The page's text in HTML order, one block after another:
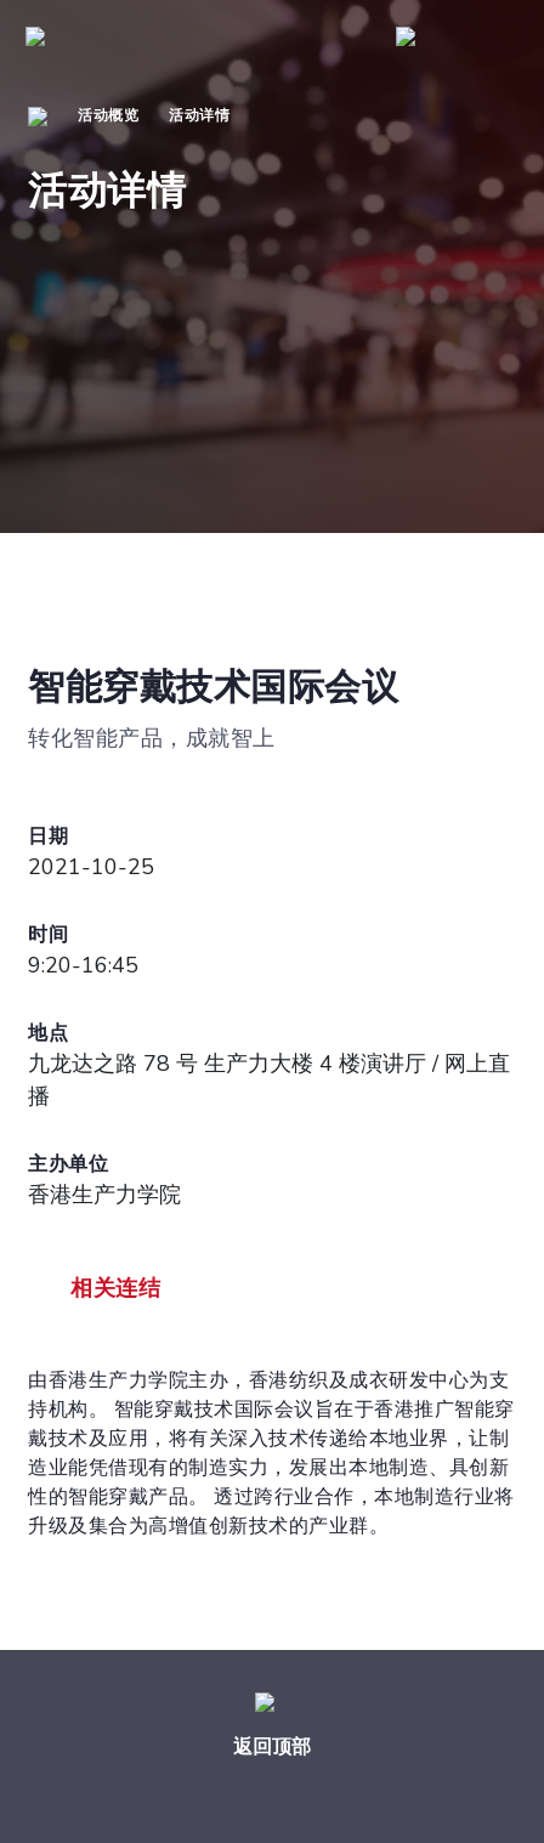
活动概览 活动详情
活动详情
智能穿戴技术国际会议
转化智能产品，成就智上
日期
2021-10-25
时间
9:20-16:45
地点
九龙达之路 78 号 生产力大楼 4 楼演讲厅 / 网上直
播
主办单位
香港生产力学院
相关连结
由香港生产力学院主办，香港纺织及成衣研发中心为支
持机构。 智能穿戴技术国际会议旨在于香港推广智能穿
戴技术及应用，将有关深入技术传递给本地业界，让制
造业能凭借现有的制造实力，发展出本地制造、具创新
性的智能穿戴产品。 透过跨行业合作，本地制造行业将
升级及集合为高增值创新技术的产业群。
返回顶部